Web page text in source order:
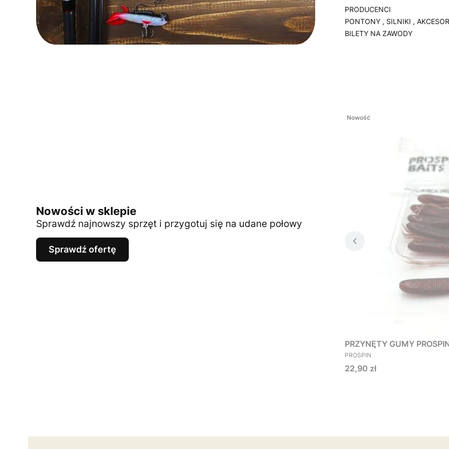
PRODUCENCI
PONTONY , SILNIKI ,
BILETY NA ZAWODY
Nowości w sklepie
Sprawdź najnowszy sprzęt i przygotuj się na udane połowy
Sprawdź ofertę
Nowość
PRZYNĘTY GUMY
PRODUCENT
PROSPIN
Cena
22,90 zł